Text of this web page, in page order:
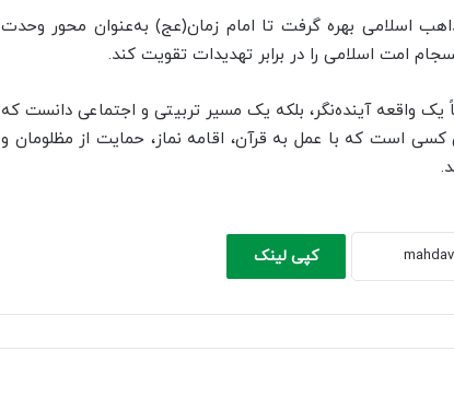
اسلامی بهره گرفت تا امام زمان(عج) به‌عنوان محور وحدت
امت اسلامی را در برابر تهدیدات تقویت کند.
یک واقعه آینده‌نگر، بلکه یک مسیر تربیتی و اجتماعی دانست که
کسی است که با عمل به قرآن، اقامه نماز، حمایت از مظلومان و
کپی لینک